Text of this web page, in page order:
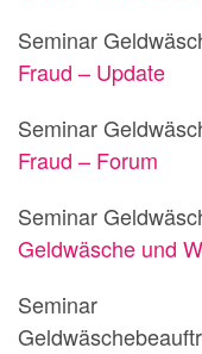
Seminar
Fraud – Update
Seminar
Fraud – Forum
Seminar
Geldwäsche und
Seminar